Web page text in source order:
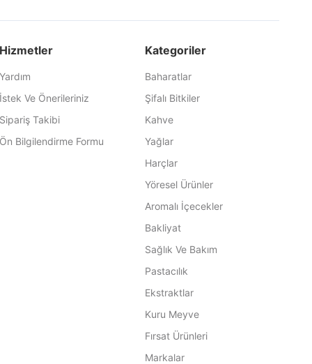
Hizmetler
Yardım
İstek Ve Önerileriniz
Sipariş Takibi
Ön Bilgilendirme Formu
Kategoriler
Baharatlar
Şifalı Bitkiler
Kahve
Yağlar
Harçlar
Yöresel Ürünler
Aromalı İçecekler
Bakliyat
Sağlık Ve Bakım
Pastacılık
Ekstraktlar
Kuru Meyve
Fırsat Ürünleri
Markalar